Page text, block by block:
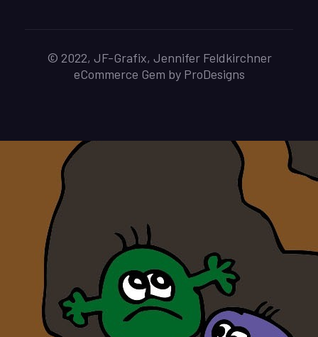
© 2022, JF-Grafix, Jennifer Feldkirchner
eCommerce Gem by ProDesigns